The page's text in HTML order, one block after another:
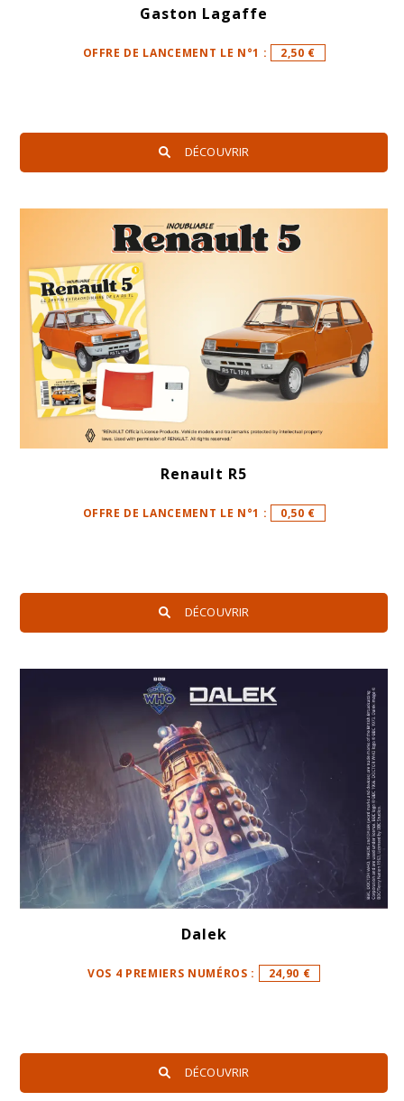
Gaston Lagaffe
OFFRE DE LANCEMENT LE N°1 : 2,50 €
DÉCOUVRIR
Renault R5
OFFRE DE LANCEMENT LE N°1 : 0,50 €
DÉCOUVRIR
Dalek
VOS 4 PREMIERS NUMÉROS : 24,90 €
DÉCOUVRIR